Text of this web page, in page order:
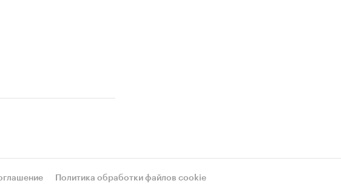
Политика обработки файлов cookie